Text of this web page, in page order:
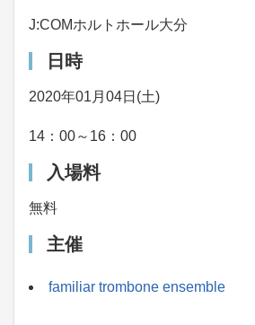
J:COMホルトホール大分
日時
2020年01月04日(土)
14：00～16：00
入場料
無料
主催
familiar trombone ensemble